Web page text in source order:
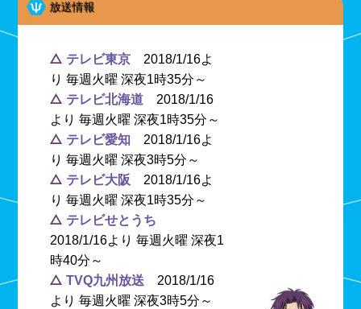
放送情報
テレビ東京 2018/1/16よ
り 毎週火曜 深夜1時35分～
テレビ北海道 2018/1/16
より 毎週火曜 深夜1時35分～
テレビ愛知 2018/1/16よ
り 毎週火曜 深夜3時5分～
テレビ大阪 2018/1/16よ
り 毎週火曜 深夜1時35分～
テレビせとうち
2018/1/16より 毎週火曜 深夜1
時40分～
TVQ九州放送 2018/1/16
より 毎週火曜 深夜3時5分～